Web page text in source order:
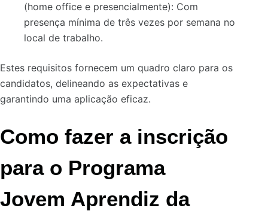
(home office e presencialmente): Com
presença mínima de três vezes por semana no
local de trabalho.
Estes requisitos fornecem um quadro claro para os
candidatos, delineando as expectativas e
garantindo uma aplicação eficaz.
Como fazer a inscrição
para o Programa
Jovem Aprendiz da